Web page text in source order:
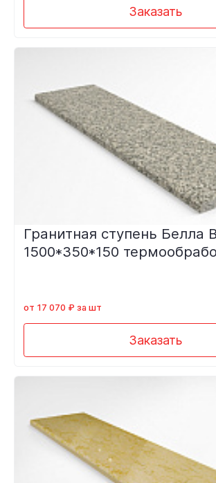
Заказать
Гранитная ступень Белла
1500*350*150
от 17 070 ₽ за шт
Заказать